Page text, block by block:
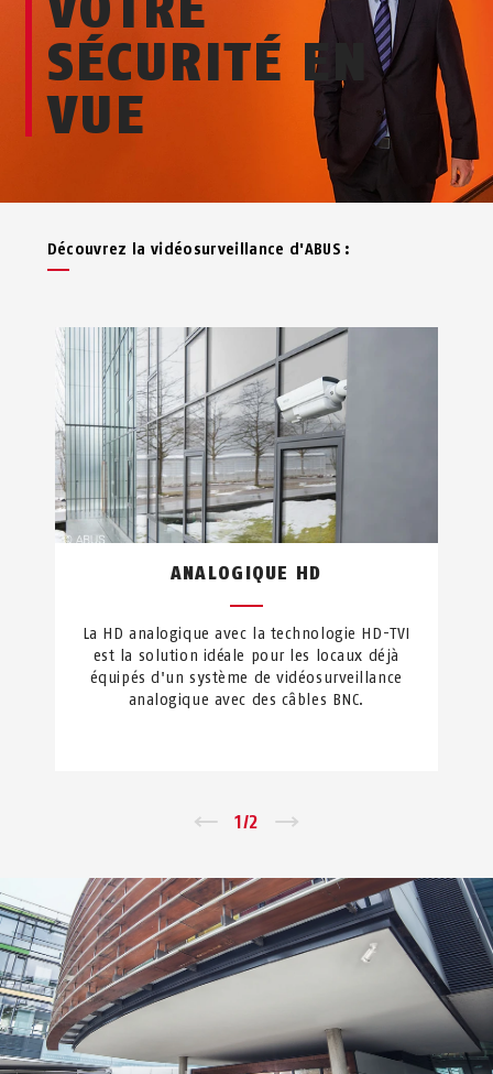
SÉCURITÉ EN
VUE
Découvrez la vidéosurveillance d'ABUS :
ANALOGIQUE HD
La HD analogique avec la technologie HD-TVI
est la solution idéale pour les locaux déjà
équipés d'un système de vidéosurveillance
analogique avec des câbles BNC.
1/2